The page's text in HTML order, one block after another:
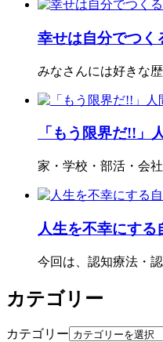
幸せは自分でつく
みなさんには好きな
「もう限界だ!!」
家・学校・部活・会
人生を不幸にす
今回は、認知療法・
カテゴリー
カテゴリー